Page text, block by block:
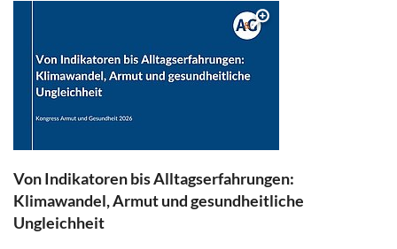
Von Indikatoren bis Alltagserfahrungen:
Klimawandel, Armut und gesundheitliche
Ungleichheit